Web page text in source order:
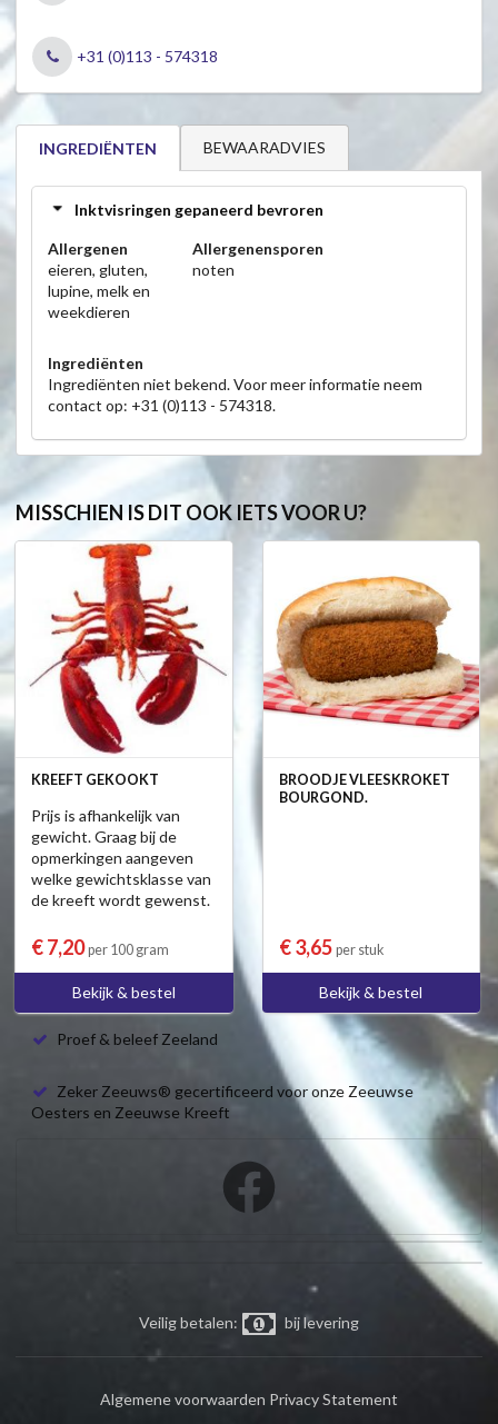
+31 (0)113 - 574318
INGREDIËNTEN BEWAARADVIES
Inktvisringen gepaneerd bevroren
Allergenen
eieren, gluten,
lupine, melk en
weekdieren
Allergenensporen
noten
Ingrediënten
Ingrediënten niet bekend. Voor meer informatie neem
contact op: +31 (0)113 - 574318.
MISSCHIEN IS DIT OOK IETS VOOR U?
KREEFT GEKOOKT
Prijs is afhankelijk van
gewicht. Graag bij de
opmerkingen aangeven
welke gewichtsklasse van
de kreeft wordt gewenst.
€ 7,20per 100 gram
Bekijk & bestel
BROODJE VLEESKROKET
BOURGOND.
€ 3,65 per stuk
Bekijk & bestel
Proef & beleef Zeeland
Zeker Zeeuws® gecertificeerd voor onze Zeeuwse
Oesters en Zeeuwse Kreeft
Veilig betalen: bij levering
Algemene voorwaarden Privacy Statement